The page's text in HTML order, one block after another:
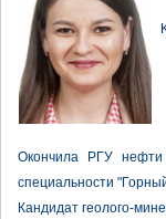
Окончила РГУ
специальности
Кандидат геолого-